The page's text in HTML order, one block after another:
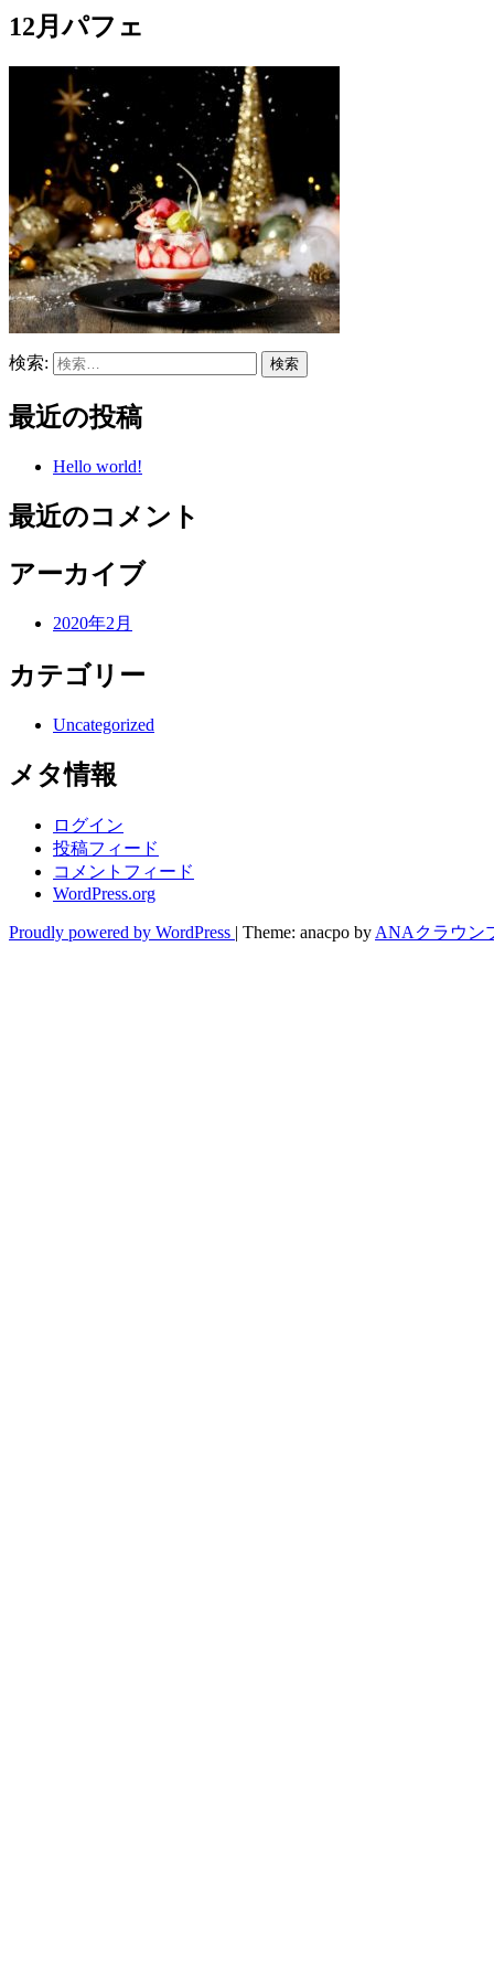
12月パフェ
検索:
最近の投稿
Hello world!
最近のコメント
アーカイブ
2020年2月
カテゴリー
Uncategorized
メタ情報
ログイン
投稿フィード
コメントフィード
WordPress.org
Proudly powered by WordPress | Theme: anacpo by ANAクラウン